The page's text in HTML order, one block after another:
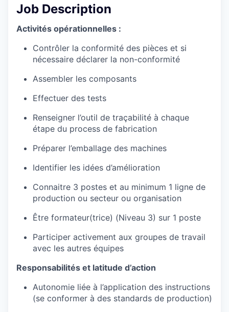
Job Description
Activités opérationnelles :
Contrôler la conformité des pièces et si
nécessaire déclarer la non-conformité
Assembler les composants
Effectuer des tests
Renseigner l’outil de traçabilité à chaque
étape du process de fabrication
Préparer l’emballage des machines
Identifier les idées d’amélioration
Connaitre 3 postes et au minimum 1 ligne de
production ou secteur ou organisation
Être formateur(trice) (Niveau 3) sur 1 poste
Participer activement aux groupes de travail
avec les autres équipes
Responsabilités et latitude d’action
Autonomie liée à l’application des instructions
(se conformer à des standards de production)